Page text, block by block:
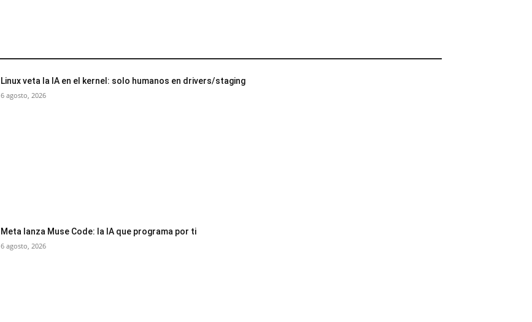
Linux veta la IA en el kernel: solo humanos en drivers/staging
6 agosto, 2026
Meta lanza Muse Code: la IA que programa por ti
6 agosto, 2026